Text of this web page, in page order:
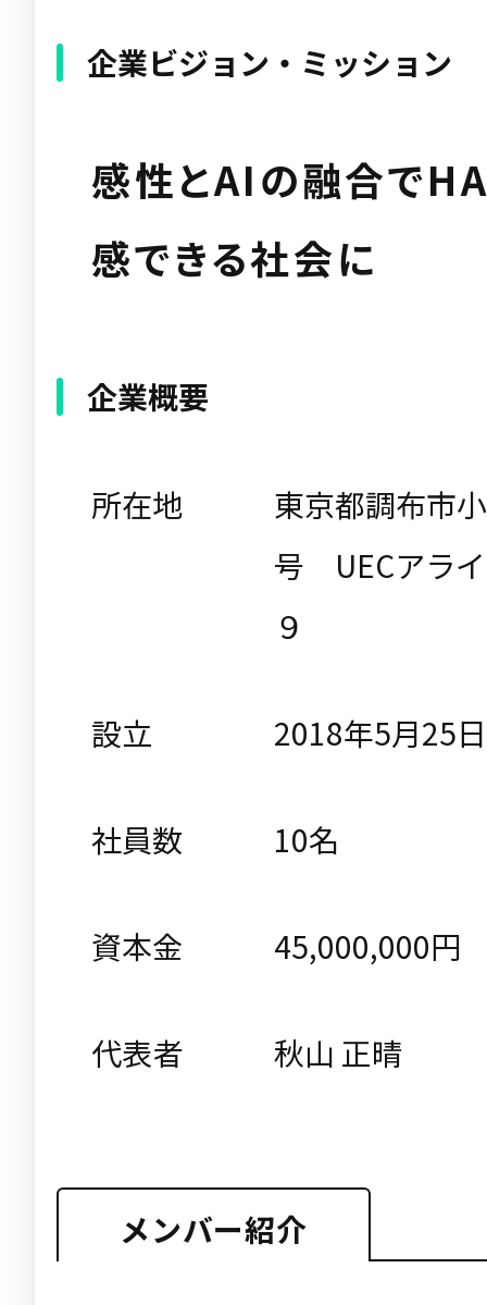
企業ビジョン・ミッション
感性とAIの融合で
感できる社会に
企業概要
所在地
東京都調布市
号 UECアラ
９
設立 2018年5月25日
社員数 10名
資本金 45,000,000円
代表者 秋山 正晴
メンバー紹介